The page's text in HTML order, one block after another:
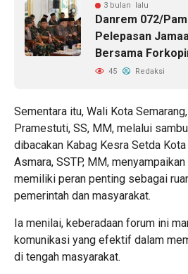
3 bulan lalu
Danrem 072/
Pelepasan
Bersama
45 Redaksi
Sementara itu, Wali Kota
Pramestuti, SS, MM, melalui
dibacakan Kabag Kesra Setda Kota
Asmara, SSTP, MM,
memiliki peran penting sebagai
pemerintah dan masyarakat.
Ia menilai, keberadaan forum ini
komunikasi yang efektif dalam
di tengah masyarakat.